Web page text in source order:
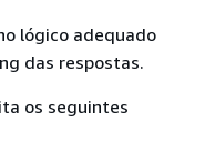
lógico adequado
das respostas.
os seguintes